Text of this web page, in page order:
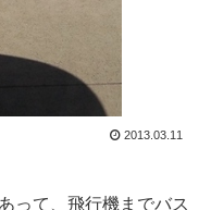
2013.03.11
って、飛行機までバス